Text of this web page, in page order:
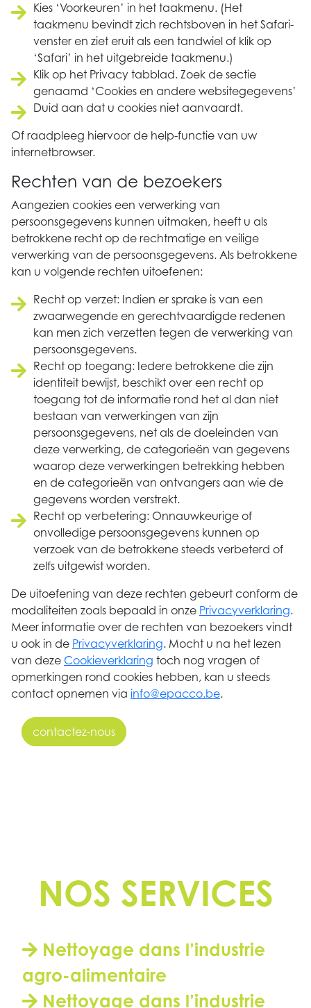
Kies ‘Voorkeuren’ in het taakmenu. (Het
taakmenu bevindt zich rechtsboven in het Safari-
venster en ziet eruit als een tandwiel of klik op
‘Safari’ in het uitgebreide taakmenu.)
Klik op het Privacy tabblad. Zoek de sectie
genaamd ‘Cookies en andere websitegegevens’
Duid aan dat u cookies niet aanvaardt.
Of raadpleeg hiervoor de help-functie van uw
internetbrowser.
Rechten van de bezoekers
Aangezien cookies een verwerking van
persoonsgegevens kunnen uitmaken, heeft u als
betrokkene recht op de rechtmatige en veilige
verwerking van de persoonsgegevens. Als betrokkene
kan u volgende rechten uitoefenen:
Recht op verzet: Indien er sprake is van een
zwaarwegende en gerechtvaardigde redenen
kan men zich verzetten tegen de verwerking van
persoonsgegevens.
Recht op toegang: Iedere betrokkene die zijn
identiteit bewijst, beschikt over een recht op
toegang tot de informatie rond het al dan niet
bestaan van verwerkingen van zijn
persoonsgegevens, net als de doeleinden van
deze verwerking, de categorieën van gegevens
waarop deze verwerkingen betrekking hebben
en de categorieën van ontvangers aan wie de
gegevens worden verstrekt.
Recht op verbetering: Onnauwkeurige of
onvolledige persoonsgegevens kunnen op
verzoek van de betrokkene steeds verbeterd of
zelfs uitgewist worden.
De uitoefening van deze rechten gebeurt conform de
modaliteiten zoals bepaald in onze Privacyverklaring.
Meer informatie over de rechten van bezoekers vindt
u ook in de Privacyverklaring. Mocht u na het lezen
van deze Cookieverklaring toch nog vragen of
opmerkingen rond cookies hebben, kan u steeds
contact opnemen via info@epacco.be.
contactez-nous
NOS SERVICES
Nettoyage dans l’industrie
agro-alimentaire
Nettoyage dans l’industrie